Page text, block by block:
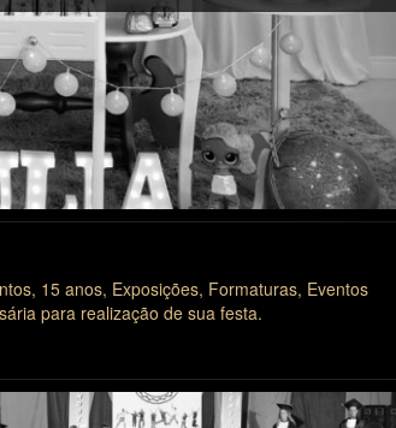
15 anos, Exposições, Formaturas, Eventos
para realização de sua festa.